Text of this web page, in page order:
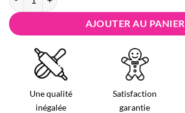
était :
19,80 €.
est :
17,90 €.
AJOUTER AU PANIER
Une qualité
inégalée
Satisfaction
garantie